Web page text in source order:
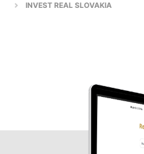
INVEST REAL SLOVAKIA